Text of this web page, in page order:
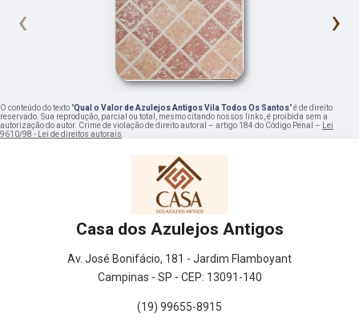
‹ ›
O conteúdo do texto "Qual o Valor de Azulejos Antigos Vila Todos Os Santos" é de direito
reservado. Sua reprodução, parcial ou total, mesmo citando nossos links, é proibida sem a
autorização do autor. Crime de violação de direito autoral – artigo 184 do Código Penal –
Lei
9610/98 - Lei de direitos autorais
Casa dos Azulejos Antigos
Av. José Bonifácio, 181 - Jardim Flamboyant
Campinas - SP - CEP: 13091-140
(19) 99655-8915